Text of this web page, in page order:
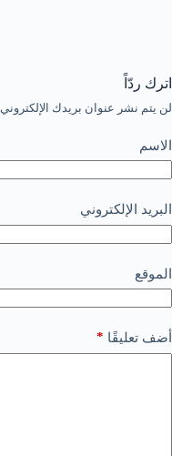
اترك ردّاً
لن يتم نشر عنوان بريدك الإلكتروني.
الاسم
البريد الإلكتروني
الموقع
أضف تعليقًا *